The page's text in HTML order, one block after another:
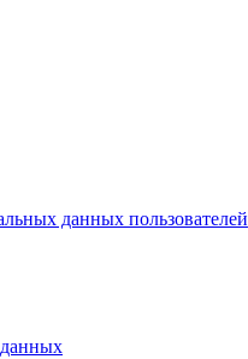
данных пользователей